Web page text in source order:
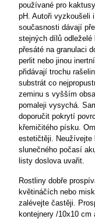
používané pro
pH. Autoři vyzkoušeli
současnosti dávají
stejných dílů
přesáté na granulaci
perlit nebo jinou
přidávají trochu
substrát co
zeminu s vyšším
pomaleji vysychá.
doporučit pokrytí
křemičitého písku.
estetičtěji. Neužívejte
slunečného počasí
listy doslova uvařit.
Rostliny dobře
květináčích nebo
zalévejte častěji.
kontejnery /10x10